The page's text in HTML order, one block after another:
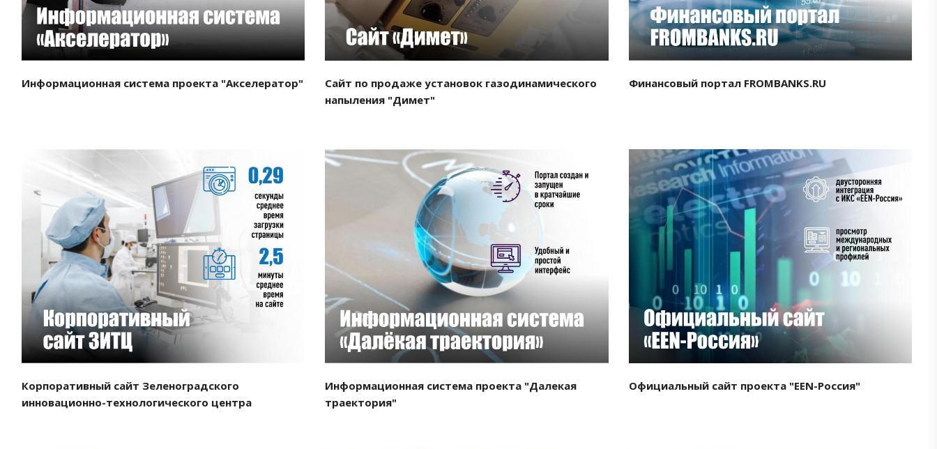
Информационная система проекта "Акселератор"
Сайт по продаже установок газодинамического
напыления "Димет"
Финансовый портал FROMBANKS.RU
Смотреть проект
Корпоративный сайт Зеленоградского
инновационно-технологического центра
Смотреть проект
Информационная система проекта "Далекая
траектория"
Смотреть проект
Официальный сайт проекта "EEN-Россия"